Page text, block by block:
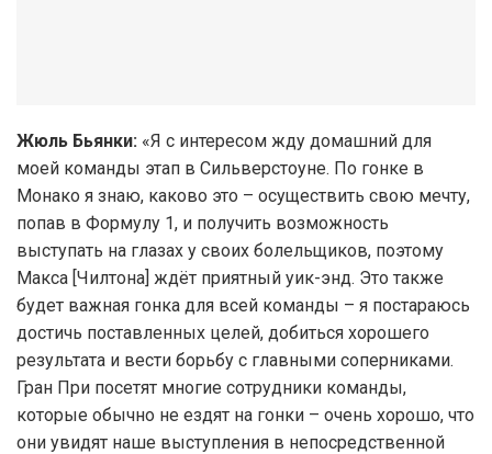
Жюль Бьянки: «Я с интересом жду домашний для
моей команды этап в Сильверстоуне. По гонке в
Монако я знаю, каково это – осуществить свою мечту,
попав в Формулу 1, и получить возможность
выступать на глазах у своих болельщиков, поэтому
Макса [Чилтона] ждёт приятный уик-энд. Это также
будет важная гонка для всей команды – я постараюсь
достичь поставленных целей, добиться хорошего
результата и вести борьбу с главными соперниками.
Гран При посетят многие сотрудники команды,
которые обычно не ездят на гонки – очень хорошо, что
они увидят наше выступления в непосредственной